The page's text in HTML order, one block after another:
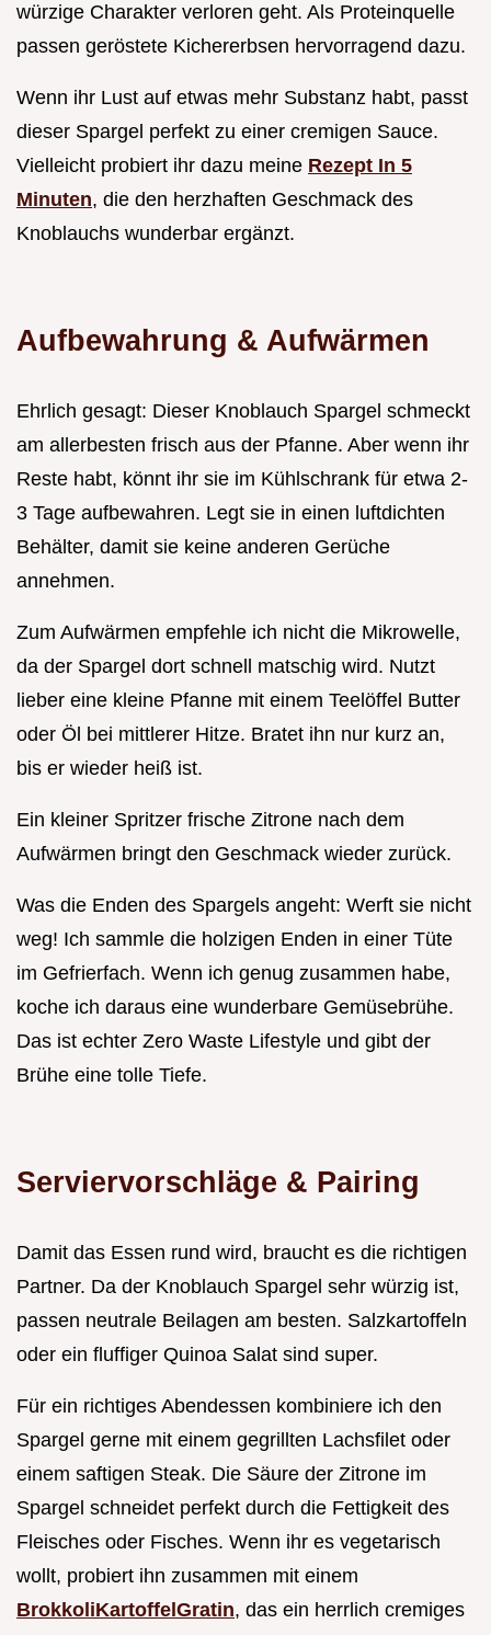
würzige Charakter verloren geht. Als Proteinquelle
passen geröstete Kichererbsen hervorragend dazu.
Wenn ihr Lust auf etwas mehr Substanz habt, passt
dieser Spargel perfekt zu einer cremigen Sauce.
Vielleicht probiert ihr dazu meine Rezept In 5
Minuten, die den herzhaften Geschmack des
Knoblauchs wunderbar ergänzt.
Aufbewahrung & Aufwärmen
Ehrlich gesagt: Dieser Knoblauch Spargel schmeckt
am allerbesten frisch aus der Pfanne. Aber wenn ihr
Reste habt, könnt ihr sie im Kühlschrank für etwa 2-
3 Tage aufbewahren. Legt sie in einen luftdichten
Behälter, damit sie keine anderen Gerüche
annehmen.
Zum Aufwärmen empfehle ich nicht die Mikrowelle,
da der Spargel dort schnell matschig wird. Nutzt
lieber eine kleine Pfanne mit einem Teelöffel Butter
oder Öl bei mittlerer Hitze. Bratet ihn nur kurz an,
bis er wieder heiß ist.
Ein kleiner Spritzer frische Zitrone nach dem
Aufwärmen bringt den Geschmack wieder zurück.
Was die Enden des Spargels angeht: Werft sie nicht
weg! Ich sammle die holzigen Enden in einer Tüte
im Gefrierfach. Wenn ich genug zusammen habe,
koche ich daraus eine wunderbare Gemüsebrühe.
Das ist echter Zero Waste Lifestyle und gibt der
Brühe eine tolle Tiefe.
Serviervorschläge & Pairing
Damit das Essen rund wird, braucht es die richtigen
Partner. Da der Knoblauch Spargel sehr würzig ist,
passen neutrale Beilagen am besten. Salzkartoffeln
oder ein fluffiger Quinoa Salat sind super.
Für ein richtiges Abendessen kombiniere ich den
Spargel gerne mit einem gegrillten Lachsfilet oder
einem saftigen Steak. Die Säure der Zitrone im
Spargel schneidet perfekt durch die Fettigkeit des
Fleisches oder Fisches. Wenn ihr es vegetarisch
wollt, probiert ihn zusammen mit einem
BrokkoliKartoffelGratin, das ein herrlich cremiges